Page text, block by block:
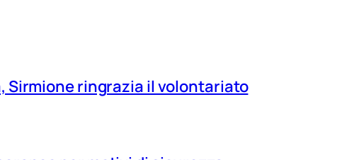
Sirmione ringrazia il volontariato